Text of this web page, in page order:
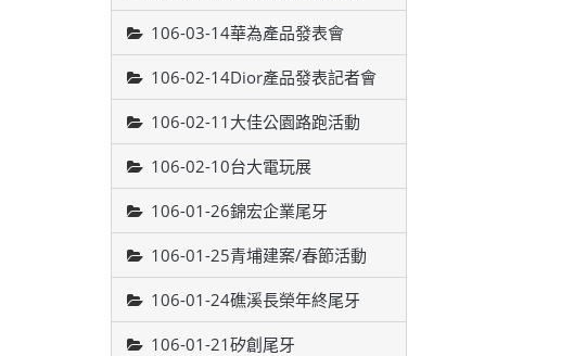
106-03-14華為產品發表會
106-02-14Dior產品發表記者會
106-02-11大佳公園路跑活動
106-02-10台大電玩展
106-01-26錦宏企業尾牙
106-01-25青埔建案/春節活動
106-01-24礁溪長榮年終尾牙
106-01-21矽創尾牙